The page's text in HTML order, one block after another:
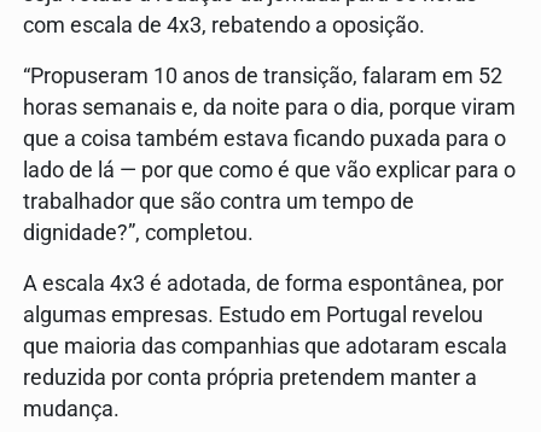
com escala de 4x3, rebatendo a oposição.
“Propuseram 10 anos de transição, falaram em 52
horas semanais e, da noite para o dia, porque viram
que a coisa também estava ficando puxada para o
lado de lá — por que como é que vão explicar para o
trabalhador que são contra um tempo de
dignidade?”, completou.
A escala 4x3 é adotada, de forma espontânea, por
algumas empresas. Estudo em Portugal revelou
que maioria das companhias que adotaram escala
reduzida por conta própria pretendem manter a
mudança.